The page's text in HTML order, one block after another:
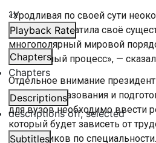
1x
Playback Rate
Chapters
Chapters
Descriptions
descriptions off, selected
Subtitles
«Уродливая по своей сути
система прекратила своё
многополярный мировой
неизбежный процесс», —
Отдельное внимание
системы образования и
для вузов необходимо ввести
который будет зависеть от
выпускников по